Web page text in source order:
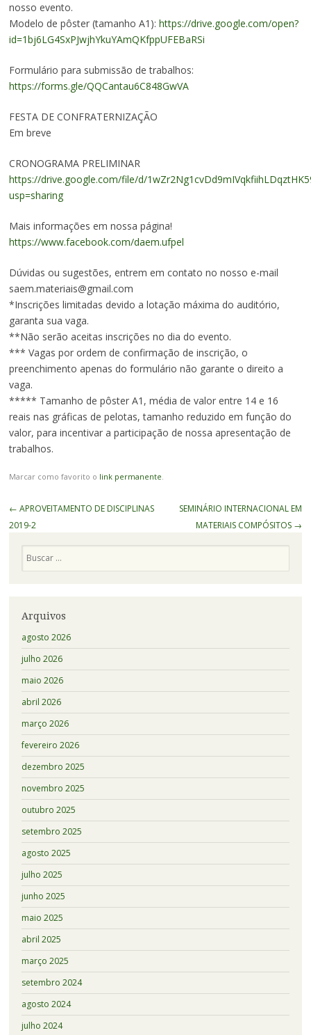
nosso evento.
Modelo de pôster (tamanho A1): https://drive.google.com/open?
id=1bj6LG4SxPJwjhYkuYAmQKfppUFEBaRSi
Formulário para submissão de trabalhos:
https://forms.gle/QQCantau6C848GwVA
FESTA DE CONFRATERNIZAÇÃO
Em breve
CRONOGRAMA PRELIMINAR
https://drive.google.com/file/d/
usp=sharing
Mais informações em nossa página!
https://www.facebook.com/daem.ufpel
Dúvidas ou sugestões, entrem em contato no nosso e-mail
saem.materiais@gmail.com
*Inscrições limitadas devido a lotação máxima do auditório,
garanta sua vaga.
**Não serão aceitas inscrições no dia do evento.
*** Vagas por ordem de confirmação de inscrição, o
preenchimento apenas do formulário não garante o direito a
vaga.
***** Tamanho de pôster A1, média de valor entre 14 e 16
reais nas gráficas de pelotas, tamanho reduzido em função do
valor, para incentivar a participação de nossa apresentação de
trabalhos.
Marcar como favorito o link permanente
Navegação
de
← APROVEITAMENTO DE DISCIPLINAS
2019-2
SEMINÁRIO INTERNACIONAL EM
MATERIAIS COMPÓSITOS →
Arquivos
agosto 2026
julho 2026
maio 2026
abril 2026
março 2026
fevereiro 2026
dezembro 2025
novembro 2025
outubro 2025
setembro 2025
agosto 2025
julho 2025
junho 2025
maio 2025
abril 2025
março 2025
setembro 2024
agosto 2024
julho 2024